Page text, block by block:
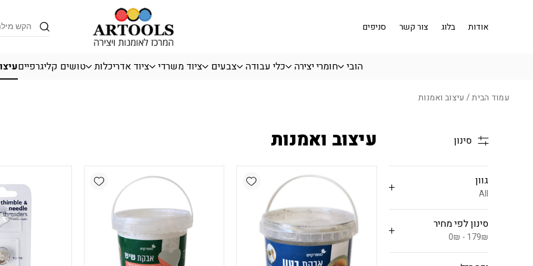
Products
search
אודות
בלוג צור קשר סניפים
הובי חומרי יצירה כלי עבודה צבעים ציוד משרדי ציוד אדריכלות טושים קליגרפיים
עמוד הבית/ עיצוב ואמנות
עיצוב ואמנות סינון
גוון
All
סינון לפי מחיר
0₪ - 179₪
Add wishlist
Add wishlist